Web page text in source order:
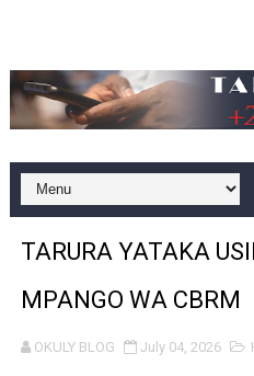
RAIS SAMIA AIPONGEZA
REA YAPELEKA FURSA
Msajili wa Hazina ateta na
TARURA YATAKA
MPANGO WA CBRM
OKULY BLOG July 04, 2026